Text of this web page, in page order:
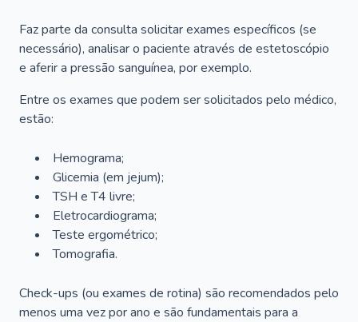
Faz parte da consulta solicitar exames específicos (se
necessário), analisar o paciente através de estetoscópio
e aferir a pressão sanguínea, por exemplo.
Entre os exames que podem ser solicitados pelo médico,
estão:
Hemograma;
Glicemia (em jejum);
TSH e T4 livre;
Eletrocardiograma;
Teste ergométrico;
Tomografia.
Check-ups (ou exames de rotina) são recomendados pelo
menos uma vez por ano e são fundamentais para a